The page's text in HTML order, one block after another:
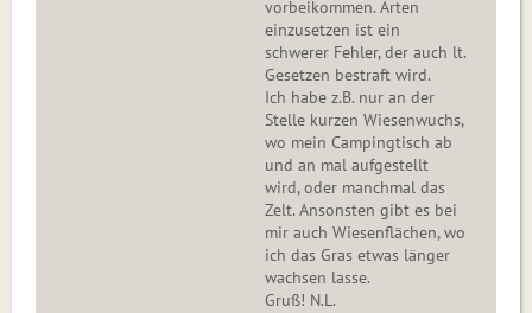
vorbeikommen. Arten
einzusetzen ist ein
schwerer Fehler, der auch lt.
Gesetzen bestraft wird.
Ich habe z.B. nur an der
Stelle kurzen Wiesenwuchs,
wo mein Campingtisch ab
und an mal aufgestellt
wird, oder manchmal das
Zelt. Ansonsten gibt es bei
mir auch Wiesenflächen, wo
ich das Gras etwas länger
wachsen lasse.
Gruß! N.L.